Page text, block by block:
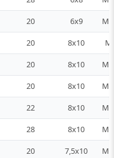
20 6x9 M
20 8x10 M
20 8x10 M
20 8x10 M
22 8x10 M
28 8x10 M
20 7,5x10 M